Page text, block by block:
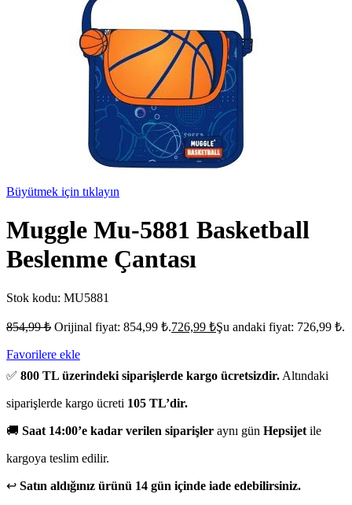
Büyütmek için tıklayın
Muggle Mu-5881 Basketball
Beslenme Çantası
Stok kodu: MU5881
854,99₺ Orijinal fiyat: 854,99 ₺.726,99 ₺Şu andaki fiyat: 726,99 ₺.
Favorilere ekle
✅ 800 TL üzerindeki siparişlerde kargo ücretsizdir. Altındaki
siparişlerde kargo ücreti 105 TL’dir.
🚚 Saat 14:00’e kadar verilen siparişler aynı gün Hepsijet ile
kargoya teslim edilir.
↩️ Satın aldığınız ürünü 14 gün içinde iade edebilirsiniz.